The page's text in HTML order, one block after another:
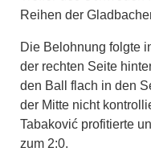
Reihen der
Die Belohnung folgte
der rechten Seite
den Ball flach in den
der Mitte nicht
Tabaković profitierte
zum 2:0.